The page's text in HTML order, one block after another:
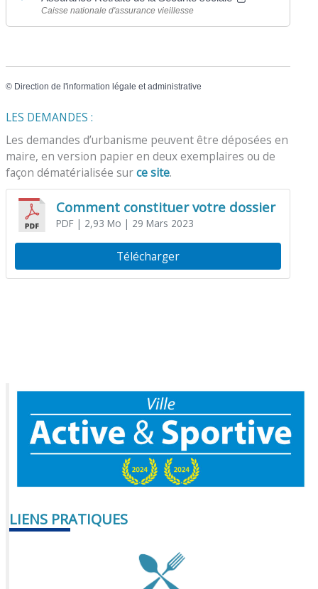
Caisse nationale d'assurance vieillesse
© Direction de l'information légale et administrative
LES DEMANDES :
Les demandes d’urbanisme peuvent être déposées en
maire, en version papier en deux exemplaires ou de
façon dématérialisée surce site.
Comment constituer votre dossier
PDF| 2,93 Mo | 29 Mars 2023
Télécharger
LIENS PRATIQUES